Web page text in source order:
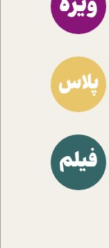
پلاس
فیلم